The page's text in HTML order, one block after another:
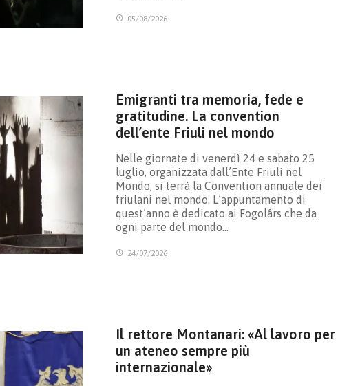
05/08/2026
Emigranti tra memoria, fede e
gratitudine. La convention
dell’ente Friuli nel mondo
Nelle giornate di venerdì 24 e sabato 25
luglio, organizzata dall’Ente Friuli nel
Mondo, si terrà la Convention annuale dei
friulani nel mondo. L’appuntamento di
quest’anno è dedicato ai Fogolârs che da
ogni parte del mondo…
24/07/2026
Il rettore Montanari: «Al lavoro per
un ateneo sempre più
internazionale»